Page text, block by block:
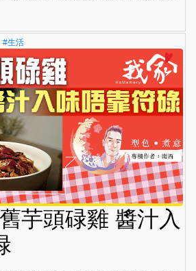
#生活
芋頭碌雞 醬汁入